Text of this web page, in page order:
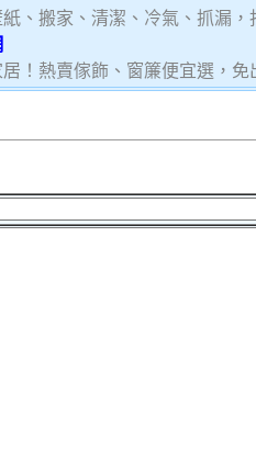
、搬家、清潔、冷氣、抓漏
！熱賣傢飾、窗簾便宜選，